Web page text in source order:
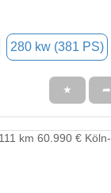
280 kw (381 PS)
★ ➦